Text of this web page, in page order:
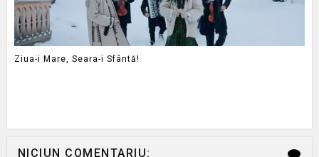
Ziua-i Mare, Seara-i Sfântă!
NICIUN COMENTARIU: